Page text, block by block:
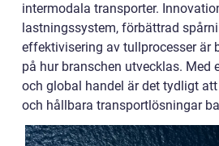
intermodala transporter.
lastningssystem, förbättrad
effektivisering av tullprocesser är
på hur branschen utvecklas. Med
och global handel är det tydligt
och hållbara transportlösningar